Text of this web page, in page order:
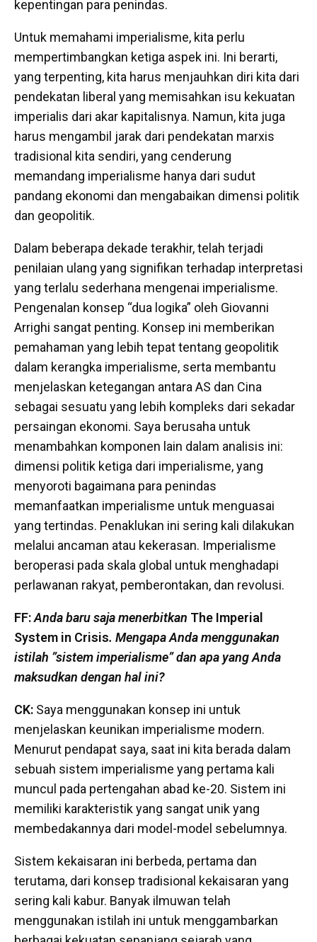
kepentingan para penindas.
Untuk memahami imperialisme, kita perlu
mempertimbangkan ketiga aspek ini. Ini berarti,
yang terpenting, kita harus menjauhkan diri kita dari
pendekatan liberal yang memisahkan isu kekuatan
imperialis dari akar kapitalisnya. Namun, kita juga
harus mengambil jarak dari pendekatan marxis
tradisional kita sendiri, yang cenderung
memandang imperialisme hanya dari sudut
pandang ekonomi dan mengabaikan dimensi politik
dan geopolitik.
Dalam beberapa dekade terakhir, telah terjadi
penilaian ulang yang signifikan terhadap interpretasi
yang terlalu sederhana mengenai imperialisme.
Pengenalan konsep “dua logika” oleh Giovanni
Arrighi sangat penting. Konsep ini memberikan
pemahaman yang lebih tepat tentang geopolitik
dalam kerangka imperialisme, serta membantu
menjelaskan ketegangan antara AS dan Cina
sebagai sesuatu yang lebih kompleks dari sekadar
persaingan ekonomi. Saya berusaha untuk
menambahkan komponen lain dalam analisis ini:
dimensi politik ketiga dari imperialisme, yang
menyoroti bagaimana para penindas
memanfaatkan imperialisme untuk menguasai
yang tertindas. Penaklukan ini sering kali dilakukan
melalui ancaman atau kekerasan. Imperialisme
beroperasi pada skala global untuk menghadapi
perlawanan rakyat, pemberontakan, dan revolusi.
FF:Anda baru saja menerbitkan The Imperial
System in Crisis. Mengapa Anda menggunakan
istilah ”sistem imperialisme” dan apa yang Anda
maksudkan dengan hal ini?
CK: Saya menggunakan konsep ini untuk
menjelaskan keunikan imperialisme modern.
Menurut pendapat saya, saat ini kita berada dalam
sebuah sistem imperialisme yang pertama kali
muncul pada pertengahan abad ke-20. Sistem ini
memiliki karakteristik yang sangat unik yang
membedakannya dari model-model sebelumnya.
Sistem kekaisaran ini berbeda, pertama dan
terutama, dari konsep tradisional kekaisaran yang
sering kali kabur. Banyak ilmuwan telah
menggunakan istilah ini untuk menggambarkan